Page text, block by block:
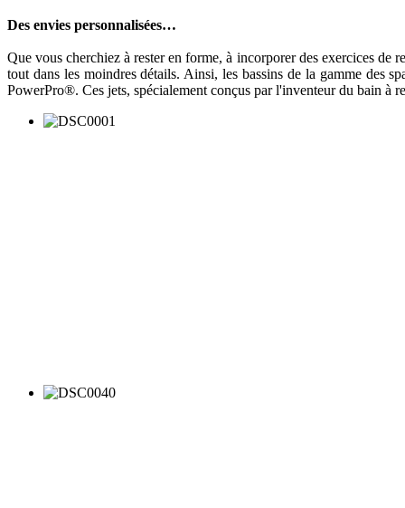
Des envies personnalisées…
Que vous cherchiez à rester en forme, à incorporer des exercices
tout dans les moindres détails. Ainsi, les bassins de la gamme des
PowerPro®. Ces jets, spécialement conçus par l'inventeur du bain à